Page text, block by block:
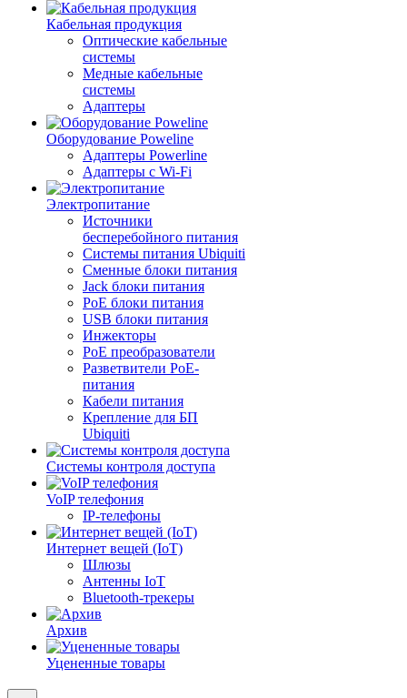
Кабельная продукция
Оптические кабельные
системы
Медные кабельные
системы
Адаптеры
Оборудование Poweline
Адаптеры Powerline
Адаптеры с Wi-Fi
Электропитание
Источники
бесперебойного питания
Системы питания Ubiquiti
Сменные блоки питания
Jack блоки питания
PoE блоки питания
USB блоки питания
Инжекторы
PoE преобразователи
Разветвители PoE-
питания
Кабели питания
Крепление для БП
Ubiquiti
Системы контроля доступа
VoIP телефония
IP-телефоны
Интернет вещей (IoT)
Шлюзы
Антенны IoT
Bluetooth-трекеры
Архив
Уцененные товары